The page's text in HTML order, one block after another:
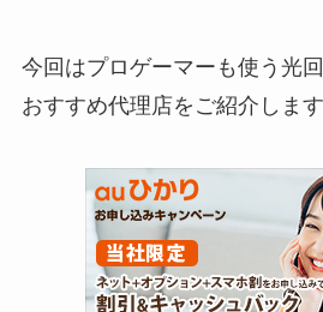
今回はプロゲーマーも使う光回
おすすめ代理店をご紹介します